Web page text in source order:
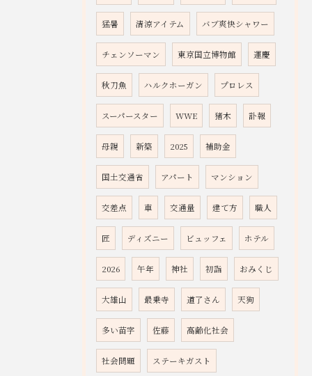
猛暑 清涼アイテム バブ爽快シャワー
チェンソーマン 東京国立博物館 運慶
秋刀魚 ハルクホーガン プロレス
スーパースター WWE 猪木 訃報
母親 新築 2025 補助金
国土交通省 アパート マンション
交差点 車 交通量 建て方 職人
匠 ディズニー ビュッフェ ホテル
2026 午年 神社 初詣 おみくじ
大雄山 最乗寺 道了さん 天狗
多い苗字 佐藤 高齢化社会
社会問題 ステーキガスト